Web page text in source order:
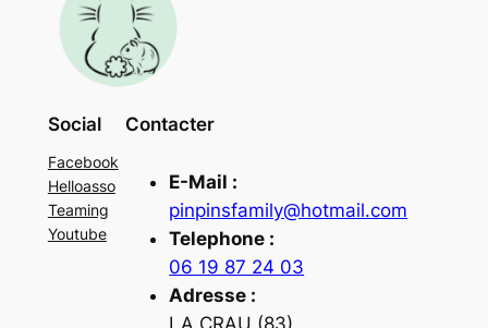
Social
Facebook
Helloasso
Teaming
Youtube
Contacter
E-Mail :
pinpinsfamily@hotmail.com
Telephone :
06 19 87 24 03
Adresse :